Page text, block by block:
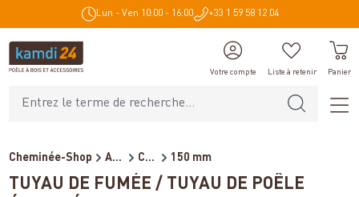
principal Lun - Ven 10:00 - 16:00 +33 1 59 58 12 04
Votre compte Liste à retenir Panier
Cheminée-Shop Accessoires de cheminée Conduits de fumée pour poêl... 150 mm
TUYAU DE FUMÉE / TUYAU DE POÊLE